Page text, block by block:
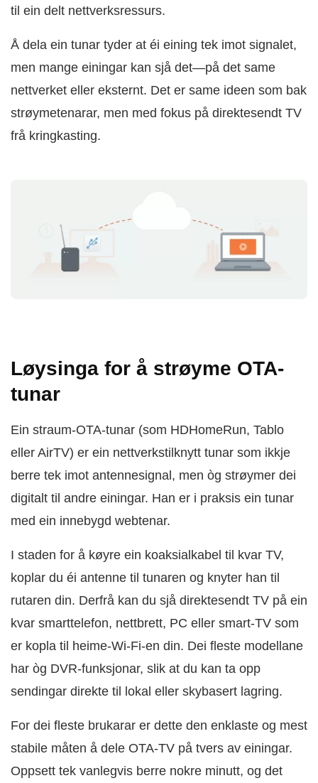
til ein delt nettverksressurs.
Å dela ein tunar tyder at éi eining tek imot signalet,
men mange einingar kan sjå det—på det same
nettverket eller eksternt. Det er same ideen som bak
strøymetenarar, men med fokus på direktesendt TV
frå kringkasting.
Løysinga for å strøyme OTA-
tunar
Ein straum-OTA-tunar (som HDHomeRun, Tablo
eller AirTV) er ein nettverkstilknytt tunar som ikkje
berre tek imot antennesignal, men òg strøymer dei
digitalt til andre einingar. Han er i praksis ein tunar
med ein innebygd webtenar.
I staden for å køyre ein koaksialkabel til kvar TV,
koplar du éi antenne til tunaren og knyter han til
rutaren din. Derfrå kan du sjå direktesendt TV på ein
kvar smarttelefon, nettbrett, PC eller smart-TV som
er kopla til heime-Wi‑Fi-en din. Dei fleste modellane
har òg DVR-funksjonar, slik at du kan ta opp
sendingar direkte til lokal eller skybasert lagring.
For dei fleste brukarar er dette den enklaste og mest
stabile måten å dele OTA-TV på tvers av einingar.
Oppsett tek vanlegvis berre nokre minutt, og det